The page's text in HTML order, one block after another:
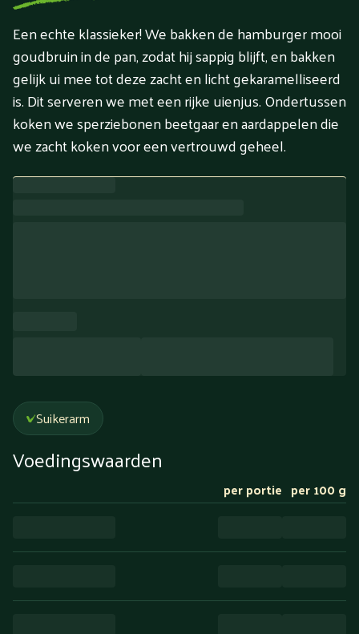
Een echte klassieker! We bakken de hamburger mooi
goudbruin in de pan, zodat hij sappig blijft, en bakken
gelijk ui mee tot deze zacht en licht gekaramelliseerd
is. Dit serveren we met een rijke uienjus. Ondertussen
koken we sperziebonen beetgaar en aardappelen die
we zacht koken voor een vertrouwd geheel.
Suikerarm
Voedingswaarden
per portie per 100 g